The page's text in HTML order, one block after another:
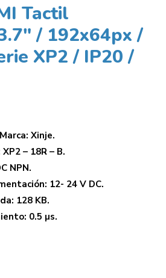
Tactil
/ 192x64px /
XP2 / IP20 /
Xinje.
– 18R – B.
NPN.
12- 24 V DC.
128 KB.
0.5 µs.